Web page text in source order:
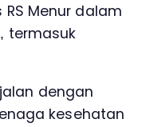
Menur dalam
termasuk
dengan
kesehatan